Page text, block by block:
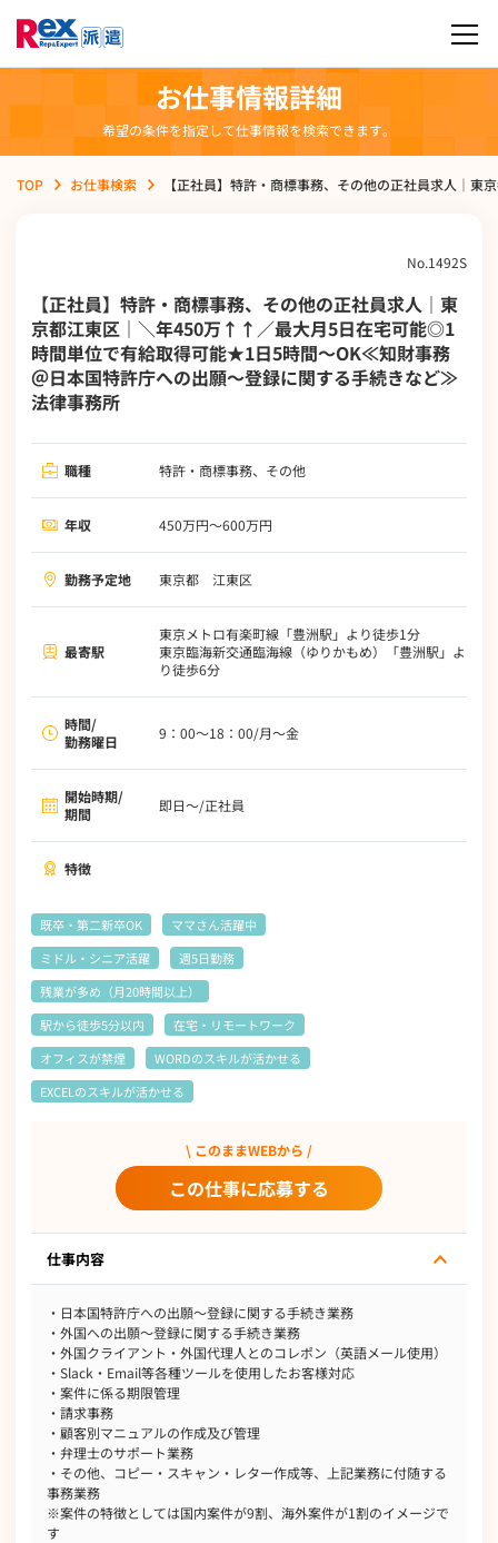
お仕事情報詳細
希望の条件を指定して仕事情報を検索できます。
TOP お仕事検索 【正社員】特許・商標事務、その他の正社員求人｜
No.1492S
【正社員】特許・商標事務、その他の正社員求人｜東
京都江東区｜＼年450万↑↑／最大月5日在宅可能◎1
時間単位で有給取得可能★1日5時間～OK≪知財事務
＠日本国特許庁への出願～登録に関する手続きなど≫
法律事務所
職種 特許・商標事務、その他
年収 450万円～600万円
勤務予定地 東京都 江東区
最寄駅
東京メトロ有楽町線「豊洲駅」より徒歩1分
東京臨海新交通臨海線（ゆりかもめ）「豊洲駅」よ
り徒歩6分
時間/
勤務曜日
9：00～18：00/月～金
開始時期/
期間
即日～/正社員
特徴
既卒・第二新卒OK
ママさん活躍中
ミドル・シニア活躍
週5日勤務
残業が多め（月20時間以上）
駅から徒歩5分以内
在宅・リモートワーク
オフィスが禁煙
WORDのスキルが活かせる
EXCELのスキルが活かせる
\ このままWEBから /
この仕事に応募する
仕事内容
・日本国特許庁への出願～登録に関する手続き業務
・外国への出願～登録に関する手続き業務
・外国クライアント・外国代理人とのコレポン（英語メール使用）
・Slack・Email等各種ツールを使用したお客様対応
・案件に係る期限管理
・請求事務
・顧客別マニュアルの作成及び管理
・弁理士のサポート業務
・その他、コピー・スキャン・レター作成等、上記業務に付随する
事務業務
※案件の特徴としては国内案件が9割、海外案件が1割のイメージで
す